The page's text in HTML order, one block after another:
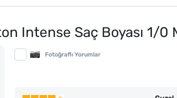
Intense Saç Boyası 1/0
Fotoğraflı Yorumlar